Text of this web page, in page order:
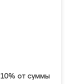
10% от суммы